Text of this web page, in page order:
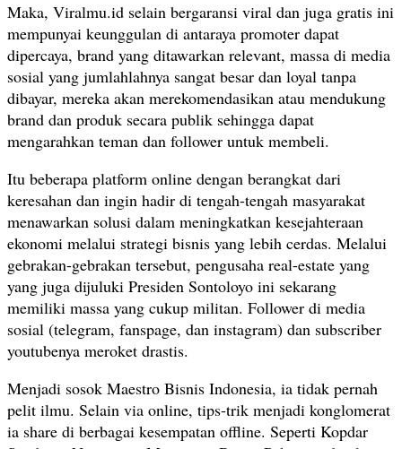
Maka, Viralmu.id selain bergaransi viral dan juga gratis ini
mempunyai keunggulan di antaraya promoter dapat
dipercaya, brand yang ditawarkan relevant, massa di media
sosial yang jumlahlahnya sangat besar dan loyal tanpa
dibayar, mereka akan merekomendasikan atau mendukung
brand dan produk secara publik sehingga dapat
mengarahkan teman dan follower untuk membeli.
Itu beberapa platform online dengan berangkat dari
keresahan dan ingin hadir di tengah-tengah masyarakat
menawarkan solusi dalam meningkatkan kesejahteraan
ekonomi melalui strategi bisnis yang lebih cerdas. Melalui
gebrakan-gebrakan tersebut, pengusaha real-estate yang
yang juga dijuluki Presiden Sontoloyo ini sekarang
memiliki massa yang cukup militan. Follower di media
sosial (telegram, fanspage, dan instagram) dan subscriber
youtubenya meroket drastis.
Menjadi sosok Maestro Bisnis Indonesia, ia tidak pernah
pelit ilmu. Selain via online, tips-trik menjadi konglomerat
ia share di berbagai kesempatan offline. Seperti Kopdar